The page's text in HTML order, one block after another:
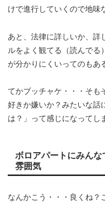
けで進行していくので地味
あと、法律に詳しいか、詳
ルをよく観てる（読んでる
が分かりにくいってのもあ
てかブッチャケ・・・そも
好きか嫌いか？みたいな話
は？」って感じになってし
ボロアパートにみん
雰囲気
なんかこう・・・良くね？